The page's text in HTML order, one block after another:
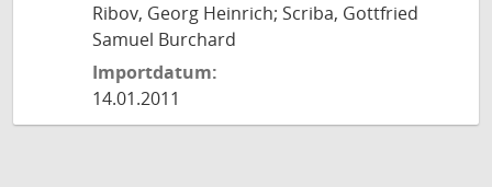
Ribov, Georg Heinrich; Scriba, Gottfried
Samuel Burchard
Importdatum:
14.01.2011